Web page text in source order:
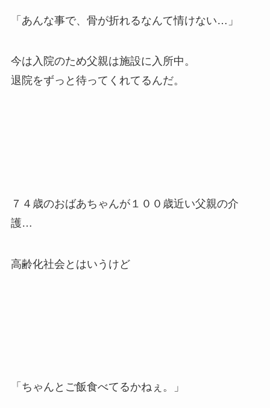
「あんな事で、骨が折れるなんて情けない…」
今は入院のため父親は施設に入所中。
退院をずっと待ってくれてるんだ。
７４歳のおばあちゃんが１００歳近い父親の介
護…
高齢化社会とはいうけど
「ちゃんとご飯食べてるかねぇ。」